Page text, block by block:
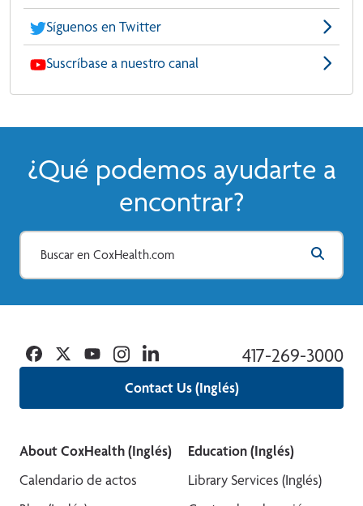
Síguenos en Twitter
Suscríbase a nuestro canal
¿Qué podemos ayudarte a
encontrar?
Contact Us (Inglés)
417-269-3000
Facebook
TwitterYouTubeInstagramLinkedin
About CoxHealth (Inglés)
Calendario de actos
Education (Inglés)
Library Services (Inglés)